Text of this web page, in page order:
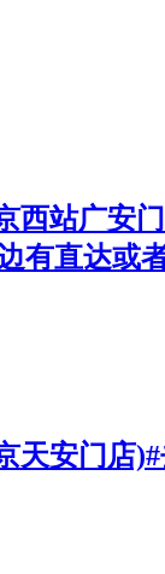
西站广安
有直达或
天安门店